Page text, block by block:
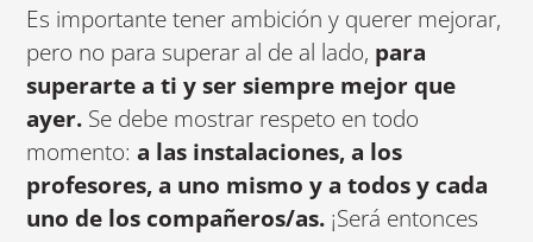
Es importante tener ambición y querer mejorar,
pero no para superar al de al lado, para
superarte a ti y ser siempre mejor que
ayer. Se debe mostrar respeto en todo
momento:a las instalaciones, a los
profesores, a uno mismo y a todos y cada
uno de los compañeros/as. ¡Será entonces